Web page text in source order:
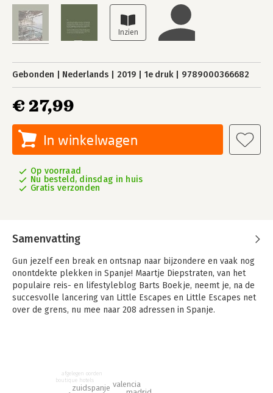
Gebonden Nederlands 2019 1e druk 9789000366682
€ 27,99
In winkelwagen
Op voorraad
Nu besteld, dinsdag in huis
Gratis verzonden
Samenvatting
Gun jezelf een break en ontsnap naar bijzondere en vaak nog
onontdekte plekken in Spanje! Maartje Diepstraten, van het
populaire reis- en lifestyleblog Barts Boekje, neemt je, na de
succesvolle lancering van Little Escapes en Little Escapes net
over de grens, nu mee naar 208 adressen in Spanje.
naartoe gaat, is het prachtig vormgegeven Los Little Escapos
zuidspanje valencia
boutique hotels
afgelegen oorden